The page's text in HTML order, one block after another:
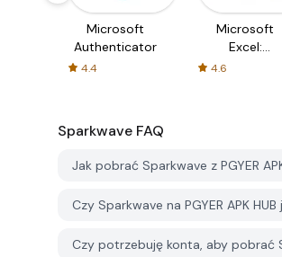
Microsoft
Authenticator
4.4
Microsoft
Excel:
Spreadsheets
4.6
Sparkwave FAQ
Jak pobrać Sparkwave z PGYER
Czy Sparkwave na PGYER APK
Czy potrzebuję konta, aby pobrać